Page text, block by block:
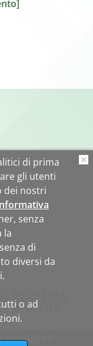
consigliati
di prima
gli utenti
dei nostri
senza
la
di
diversi da
o ad